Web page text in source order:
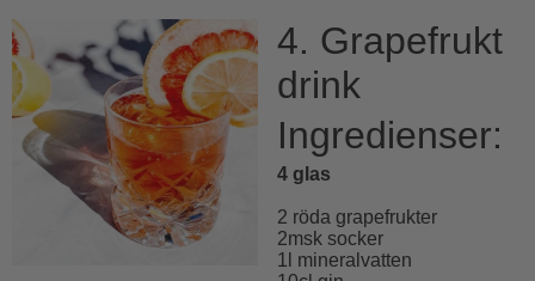
4. Grapefrukt
drink
Ingredienser:
4 glas
2 röda grapefrukter
2msk socker
1l mineralvatten